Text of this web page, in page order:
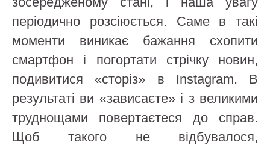
періодично розсіюється. Саме в такі
моменти виникає бажання схопити
смартфон і погортати стрічку новин,
подивитися «сторіз» в Instagram. В
результаті ви «зависаєте» і з великими
труднощами повертаєтеся до справ.
Щоб такого не відбувалося,